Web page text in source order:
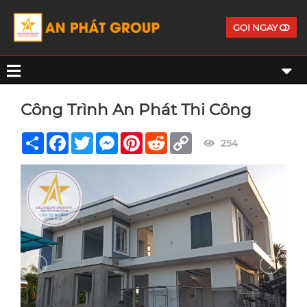
GỌI NGAY
Công Trình An Phát Thi Công
Share Facebook
TwitterMessengerPinterest
Reddit Copy
Link
254